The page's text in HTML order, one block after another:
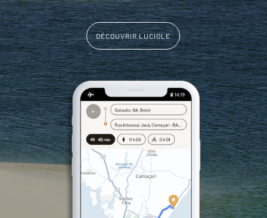
DÉCOUVRIR LUCIOLE